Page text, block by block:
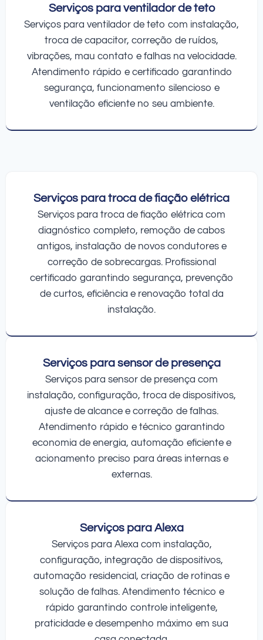
Serviços para ventilador de teto
Serviços para ventilador de teto com instalação,
troca de capacitor, correção de ruídos,
vibrações, mau contato e falhas na velocidade.
Atendimento rápido e certificado garantindo
segurança, funcionamento silencioso e
ventilação eficiente no seu ambiente.
Serviços para troca de fiação elétrica
Serviços para troca de fiação elétrica com
diagnóstico completo, remoção de cabos
antigos, instalação de novos condutores e
correção de sobrecargas. Profissional
certificado garantindo segurança, prevenção
de curtos, eficiência e renovação total da
instalação.
Serviços para sensor de presença
Serviços para sensor de presença com
instalação, configuração, troca de dispositivos,
ajuste de alcance e correção de falhas.
Atendimento rápido e técnico garantindo
economia de energia, automação eficiente e
acionamento preciso para áreas internas e
externas.
Serviços para Alexa
Serviços para Alexa com instalação,
configuração, integração de dispositivos,
automação residencial, criação de rotinas e
solução de falhas. Atendimento técnico e
rápido garantindo controle inteligente,
praticidade e desempenho máximo em sua